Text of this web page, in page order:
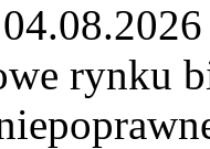
rynku